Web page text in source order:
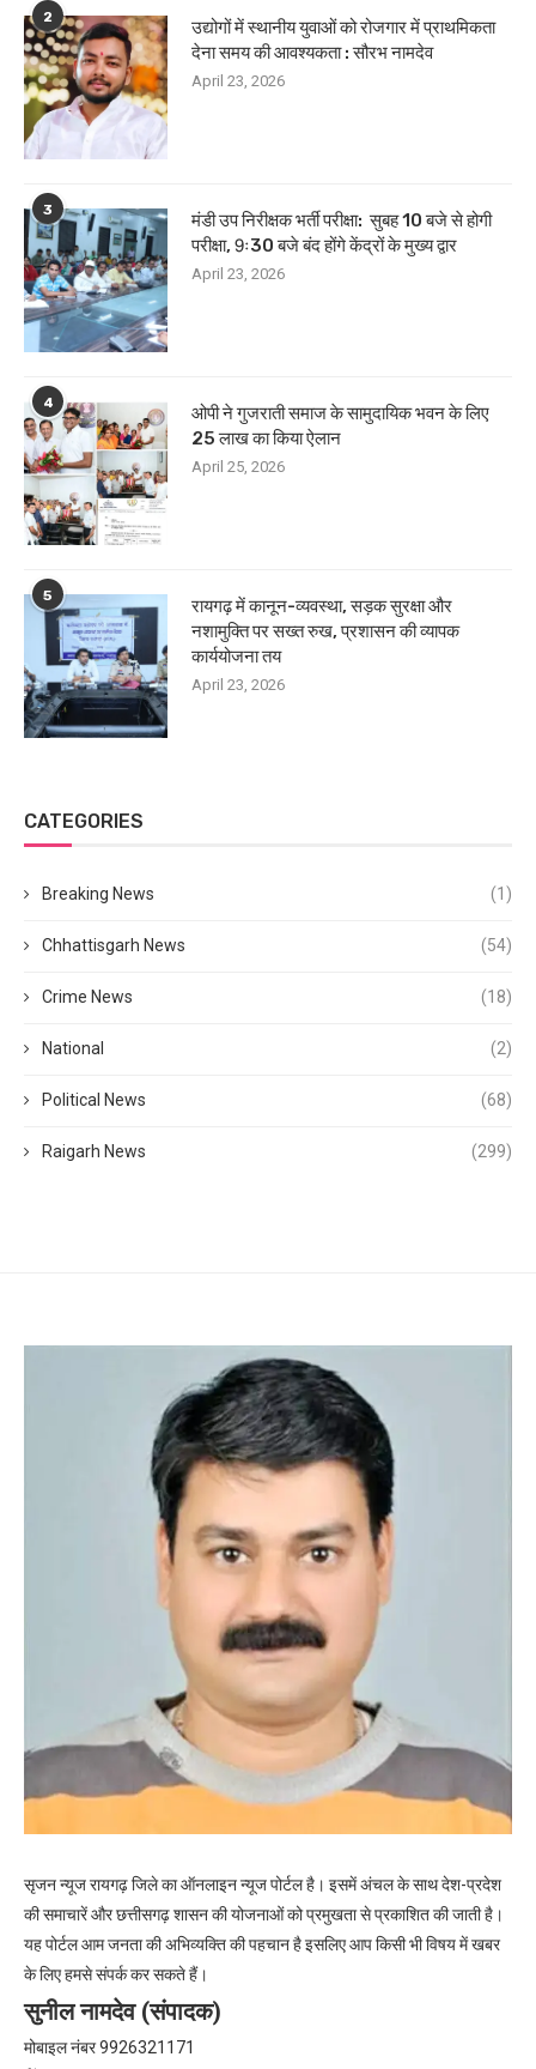
2
उद्योगों में स्थानीय युवाओं को रोजगार में प्राथमिकता
देना समय की आवश्यकता : सौरभ नामदेव
April 23, 2026
3
मंडी उप निरीक्षक भर्ती परीक्षा: सुबह 10 बजे से होगी
परीक्षा, 9ः30 बजे बंद होंगे केंद्रों के मुख्य द्वार
April 23, 2026
4
ओपी ने गुजराती समाज के सामुदायिक भवन के लिए
25 लाख का किया ऐलान
April 25, 2026
5
रायगढ़ में कानून-व्यवस्था, सड़क सुरक्षा और
नशामुक्ति पर सख्त रुख, प्रशासन की व्यापक
कार्ययोजना तय
April 23, 2026
CATEGORIES
Breaking News (1)
Chhattisgarh News (54)
Crime News (18)
National (2)
Political News (68)
Raigarh News (299)
सृजन न्यूज रायगढ़ जिले का ऑनलाइन न्यूज पोर्टल है। इसमें अंचल के साथ देश-प्रदेश
की समाचारें और छत्तीसगढ़ शासन की योजनाओं को प्रमुखता से प्रकाशित की जाती है।
यह पोर्टल आम जनता की अभिव्यक्ति की पहचान है इसलिए आप किसी भी विषय में खबर
के लिए हमसे संपर्क कर सकते हैं।
सुनील नामदेव (संपादक)
मोबाइल नंबर 9926321171